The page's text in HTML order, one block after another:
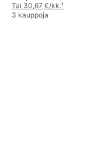
Tai 30,67 €/kk.¹
3 kauppoja